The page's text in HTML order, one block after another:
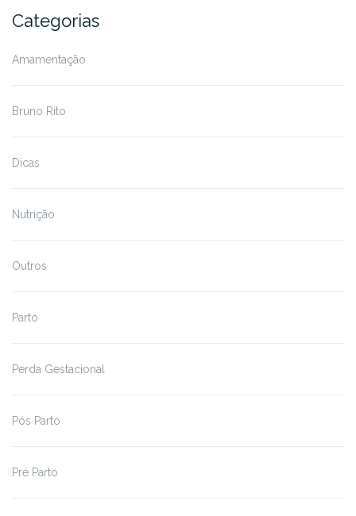
Categorias
Amamentação
Bruno Rito
Dicas
Nutrição
Outros
Parto
Perda Gestacional
Pós Parto
Pré Parto